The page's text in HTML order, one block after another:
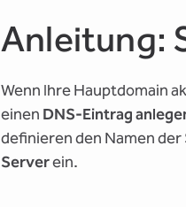
Anleitung:
Wenn Ihre Hauptdomain
einen DNS-Eintrag
definieren den Namen
Serverein.